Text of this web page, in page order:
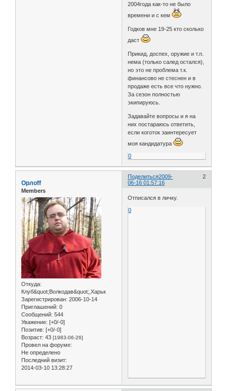
2004года как-то не было
времени и с кем
Годков мне 19-25 кто сколько
даст
Прикид, доспех, оружие и т.п.
нема (только салед остался),
но это не проблема т.к.
финансово не стеснен и в
продаже есть все что нужно.
За сезон полностью
экипируюсь.
Задавайте вопросы и я на
них постараюсь ответить,
если коготок заинтересует
моя кандидатура
0
Поделиться 2
2009-
06-16 01:57:16
Орлоff
Members
Откуда:
Клуб&quot;Волкодав&quot;,Харьк
Зарегистрирован: 2006-10-14
Приглашений: 0
Сообщений: 544
Уважение: [+0/-0]
Позитив: [+0/-0]
Возраст: 43 [1983-06-26]
Провел на форуме:
Не определено
Последний визит:
2014-03-10 13:28:27
Отписался в личку.
0